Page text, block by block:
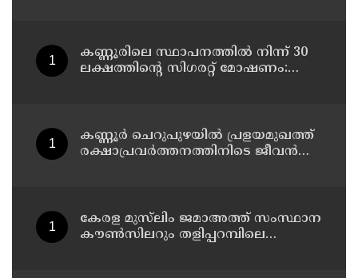
കണ്ണൂരിലെ സ്ഥാപനത്തിൽ നിന്ന് 30
ലക്ഷത്തിന്റെ സിഗരറ്റ് മോഷണം:
കണ്ണൂർ ചെറുപുഴയിൽ പ്രളയമുഖത്ത്
രക്ഷാപ്രവർത്തനത്തിനിടെ ജീവൻ
കേരള മുസ്‌ലിം ജമാഅത്ത് സംസ്ഥാന
കൗൺസിലറും തളിപ്പറമ്പിലെ